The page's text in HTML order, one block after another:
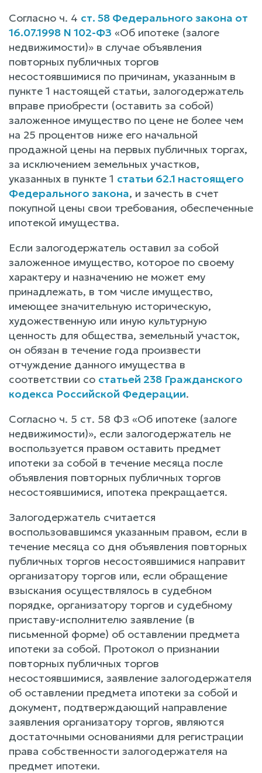
Согласно ч. 4 ст. 58 Федерального закона от
16.07.1998 N 102-ФЗ «Об ипотеке (залоге
недвижимости)» в случае объявления
повторных публичных торгов
несостоявшимися по причинам, указанным в
пункте 1 настоящей статьи, залогодержатель
вправе приобрести (оставить за собой)
заложенное имущество по цене не более чем
на 25 процентов ниже его начальной
продажной цены на первых публичных торгах,
за исключением земельных участков,
указанных в пункте 1 статьи 62.1 настоящего
Федерального закона, и зачесть в счет
покупной цены свои требования, обеспеченные
ипотекой имущества.
Если залогодержатель оставил за собой
заложенное имущество, которое по своему
характеру и назначению не может ему
принадлежать, в том числе имущество,
имеющее значительную историческую,
художественную или иную культурную
ценность для общества, земельный участок,
он обязан в течение года произвести
отчуждение данного имущества в
соответствии со статьей 238 Гражданского
кодекса Российской Федерации.
Согласно ч. 5 ст. 58 ФЗ «Об ипотеке (залоге
недвижимости)», если залогодержатель не
воспользуется правом оставить предмет
ипотеки за собой в течение месяца после
объявления повторных публичных торгов
несостоявшимися, ипотека прекращается.
Залогодержатель считается
воспользовавшимся указанным правом, если в
течение месяца со дня объявления повторных
публичных торгов несостоявшимися направит
организатору торгов или, если обращение
взыскания осуществлялось в судебном
порядке, организатору торгов и судебному
приставу-исполнителю заявление (в
письменной форме) об оставлении предмета
ипотеки за собой. Протокол о признании
повторных публичных торгов
несостоявшимися, заявление залогодержателя
об оставлении предмета ипотеки за собой и
документ, подтверждающий направление
заявления организатору торгов, являются
достаточными основаниями для регистрации
права собственности залогодержателя на
предмет ипотеки.